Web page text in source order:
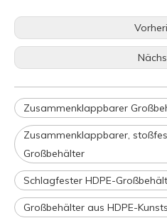
Zusammenklappbarer
Zusammenklappbarer,
Großbehälter
Schlagfester HDPE-
Großbehälter aus HDPE-